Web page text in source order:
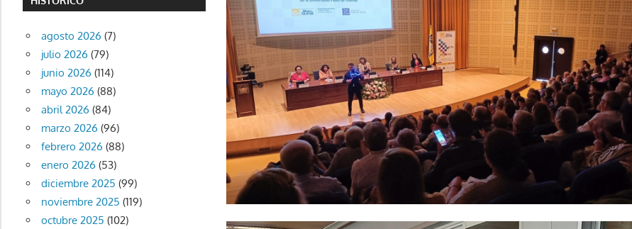
agosto 2026 (7)
julio 2026 (79)
junio 2026 (114)
mayo 2026 (88)
abril 2026 (84)
marzo 2026 (96)
febrero 2026 (88)
enero 2026 (53)
diciembre 2025 (99)
noviembre 2025 (119)
octubre 2025 (102)